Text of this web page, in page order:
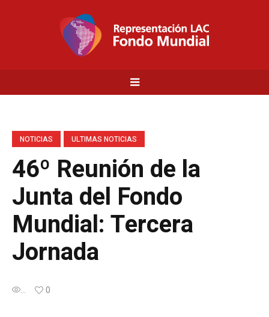
NOTICIAS ULTIMAS NOTICIAS
46º Reunión de la
Junta del Fondo
Mundial: Tercera
Jornada
... 0